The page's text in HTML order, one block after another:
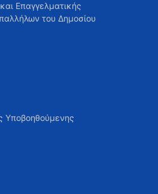
Επαγγελματικής
του Δημοσίου
Υποβοηθούμενης